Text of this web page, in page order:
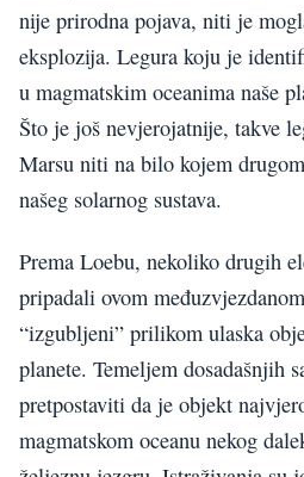
nije prirodna pojava, niti je
eksplozija. Legura koju je
u magmatskim oceanima naše
Što je još nevjerojatnije, takve
Marsu niti na bilo kojem
našeg solarnog sustava.
Prema Loebu, nekoliko drugih
pripadali ovom
“izgubljeni” prilikom ulaska
planete. Temeljem dosadašnjih
pretpostaviti da je objekt
magmatskom oceanu nekog